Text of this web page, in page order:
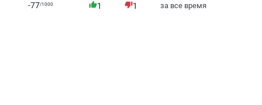
-77/1000 thumb_up1 thumb_down1 за все время